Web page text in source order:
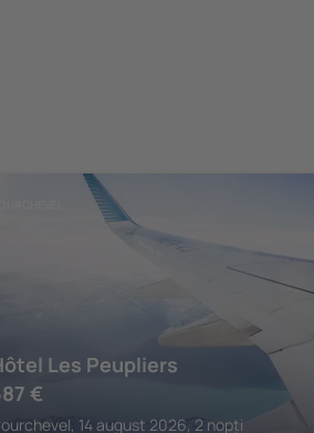
Les Peupliers
€
14 august 2026, 2 nopți